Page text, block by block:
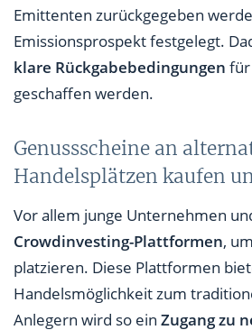
Emittenten zurückgegeben
Emissionsprospekt festgelegt.
klare Rückgabebedingungen für
geschaffen werden.
Genussscheine an
Handelsplätzen kaufen
Vor allem junge Unternehmen
Crowdinvesting-Plattformen,
platzieren. Diese Plattformen
Handelsmöglichkeit zum
Anlegern wird so ein Zugang zu